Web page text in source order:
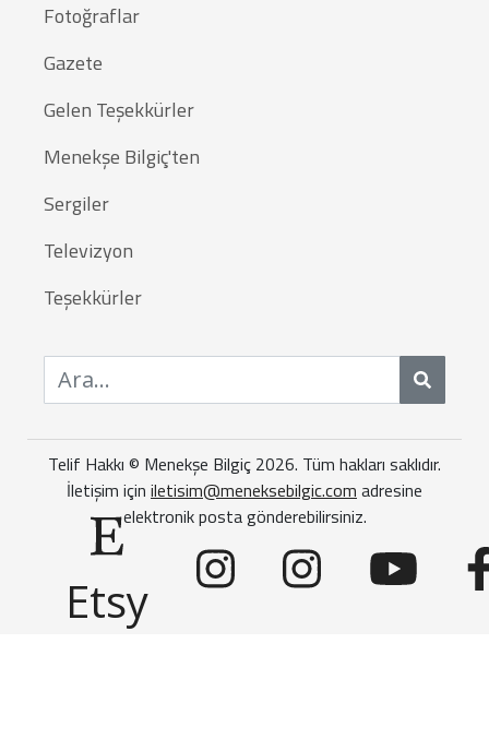
Fotoğraflar
Gazete
Gelen Teşekkürler
Menekşe Bilgiç'ten
Sergiler
Televizyon
Teşekkürler
Ara
Telif Hakkı © Menekşe Bilgiç 2026. Tüm hakları saklıdır.
İletişim için iletisim@meneksebilgic.com adresine
elektronik posta gönderebilirsiniz.
Etsy